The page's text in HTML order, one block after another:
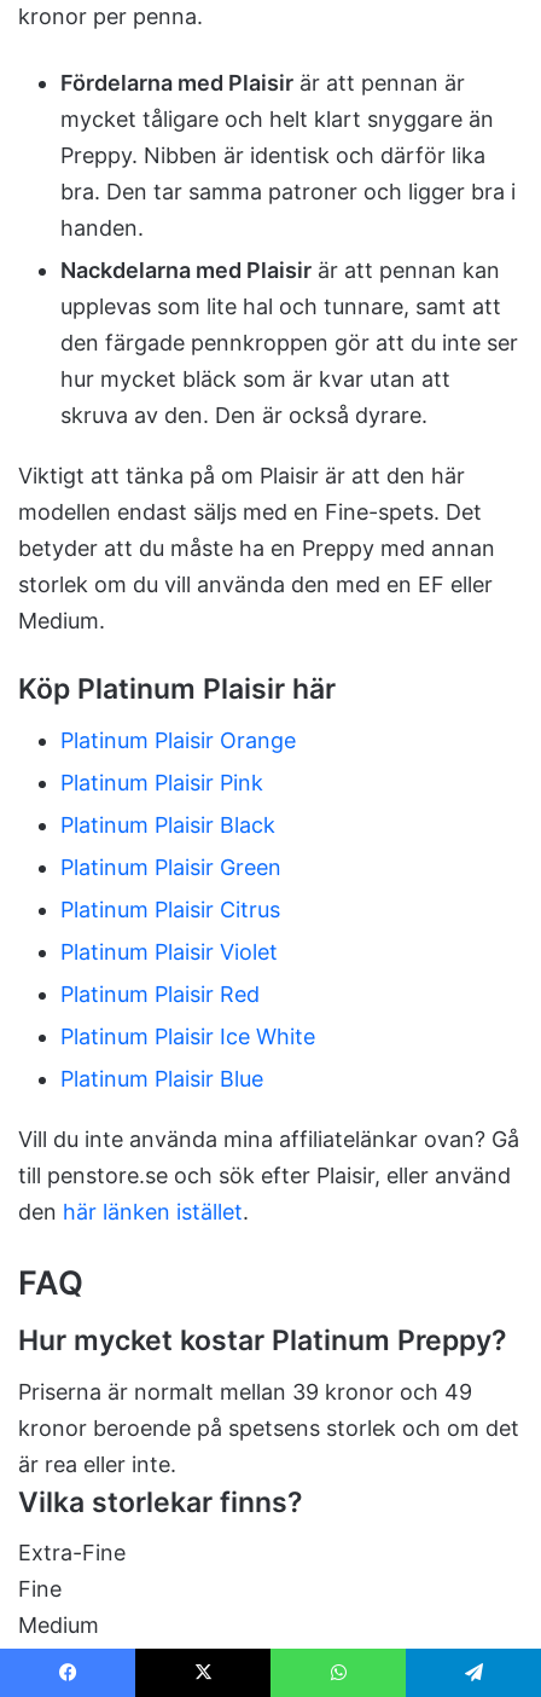
kronor per penna.
Fördelarna med Plaisir är att pennan är
mycket tåligare och helt klart snyggare än
Preppy. Nibben är identisk och därför lika
bra. Den tar samma patroner och ligger bra i
handen.
Nackdelarna med Plaisir är att pennan kan
upplevas som lite hal och tunnare, samt att
den färgade pennkroppen gör att du inte ser
hur mycket bläck som är kvar utan att
skruva av den. Den är också dyrare.
Viktigt att tänka på om Plaisir är att den här
modellen endast säljs med en Fine-spets. Det
betyder att du måste ha en Preppy med annan
storlek om du vill använda den med en EF eller
Medium.
Köp Platinum Plaisir här
Platinum Plaisir Orange
Platinum Plaisir Pink
Platinum Plaisir Black
Platinum Plaisir Green
Platinum Plaisir Citrus
Platinum Plaisir Violet
Platinum Plaisir Red
Platinum Plaisir Ice White
Platinum Plaisir Blue
Vill du inte använda mina affiliatelänkar ovan? Gå
till penstore.se och sök efter Plaisir, eller använd
den här länken istället.
FAQ
Hur mycket kostar Platinum Preppy?
Priserna är normalt mellan 39 kronor och 49
kronor beroende på spetsens storlek och om det
är rea eller inte.
Vilka storlekar finns?
Extra-Fine
Fine
Medium
Vilka bläckfärger har Platinum-